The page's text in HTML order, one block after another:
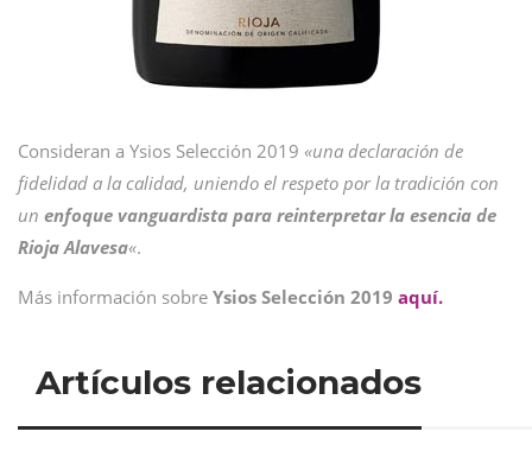
Consideran a Ysios Selección 2019 «una declaración de
fidelidad a la calidad, uniendo el respeto por la tradición con
un enfoque vanguardista para reinterpretar la esencia de
Rioja Alavesa«.
Más información sobre Ysios Selección 2019 aquí.
Artículos relacionados